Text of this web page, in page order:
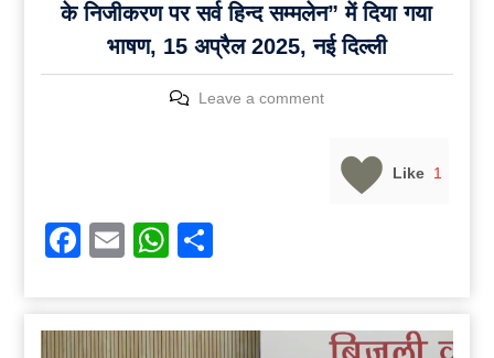
के निजीकरण पर सर्व हिन्द सम्मलेन” में दिया गया
भाषण, 15 अप्रैल 2025, नई दिल्ली
Leave a comment
Like 1
Facebook
EmailWhatsApp